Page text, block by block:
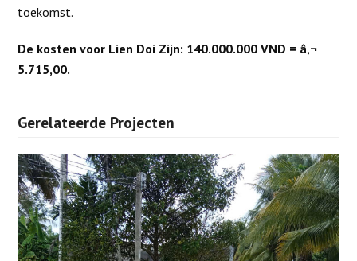
toekomst.
De kosten voor Lien Doi Zijn: 140.000.000 VND = â‚¬
5.715,00.
Gerelateerde Projecten